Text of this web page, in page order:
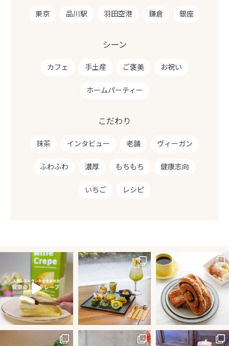
東京 品川駅 羽田空港 鎌倉 銀座
シーン
カフェ 手土産 ご褒美 お祝い
ホームパーティー
こだわり
抹茶 インタビュー 老舗 ヴィーガン
ふわふわ 濃厚 もちもち 健康志向
いちご レシピ